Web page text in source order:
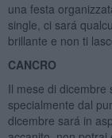
una festa
single, ci sará
brillante e non ti
CANCRO
Il mese di dicembre
specialmente dal
dicembre sará in